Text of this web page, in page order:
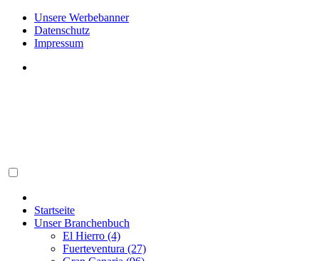
Unsere Werbebanner
Datenschutz
Impressum
Startseite
Unser Branchenbuch
El Hierro (4)
Fuerteventura (27)